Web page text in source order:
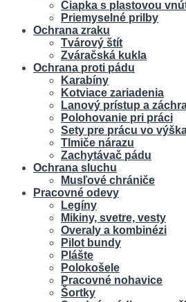
Čiapka s plastovou
Priemyselné prilby
Ochrana zraku
Tvárový štít
Zváračská kukla
Ochrana proti pádu
Karabíny
Kotviace zariadenia
Lanový prístup a
Polohovanie pri práci
Sety pre prácu vo
Tlmiče nárazu
Zachytávač pádu
Ochrana sluchu
Musľové chrániče
Pracovné odevy
Legíny
Mikiny, svetre, vesty
Overaly a kombinézi
Pilot bundy
Plášte
Polokošele
Pracovné nohavice
Šortky